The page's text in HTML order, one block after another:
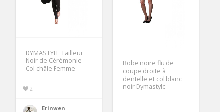
DYMASTYLE Tailleur
Noir de Cérémonie
Col châle Femme
2
Erinwen
Robe noire fluide
coupe droite à
dentelle et col blanc
noir Dymastyle